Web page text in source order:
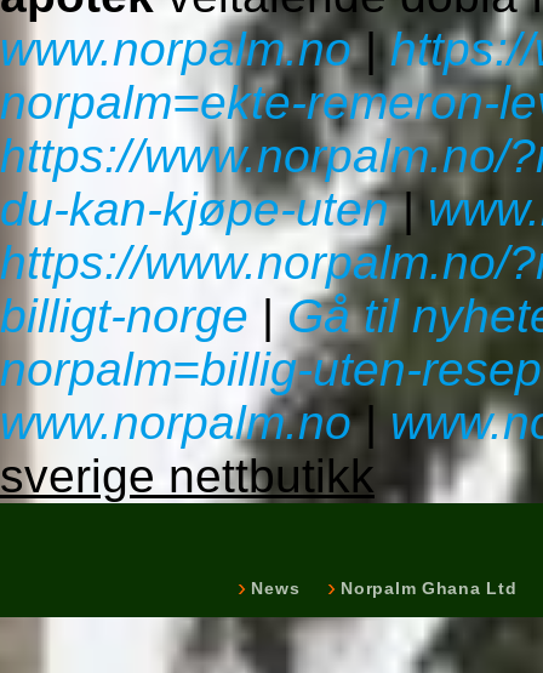
www.norpalm.no|
norpalm=ekte-remeron-
https://www.norpalm.no/
du-kan-kjøpe-uten|
https://www.norpalm.no/
billigt-norge |Gå til
norpalm=billig-uten-
www.norpalm.no|
sverige nettbutikk
News Norpalm Ghana Ltd